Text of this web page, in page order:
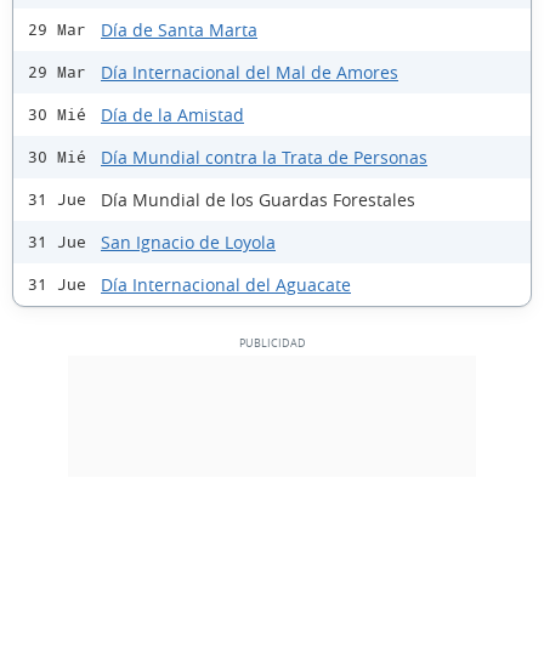
29 Mar Día de Santa Marta
29 Mar Día Internacional del Mal de Amores
30 Mié Día de la Amistad
30 Mié Día Mundial contra la Trata de Personas
31 Jue Día Mundial de los Guardas Forestales
31 Jue San Ignacio de Loyola
31 Jue Día Internacional del Aguacate